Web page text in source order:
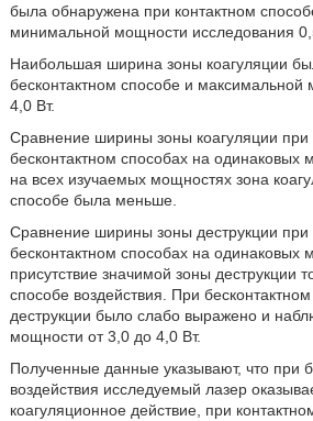
была обнаружена при контактном
минимальной мощности исследования
Наибольшая ширина зоны коагуляции
бесконтактном способе и
4,0 Вт.
Сравнение ширины зоны коагуляции при
бесконтактном способах на одинаковых
на всех изучаемых мощностях зона
способе была меньше.
Сравнение ширины зоны деструкции при
бесконтактном способах на одинаковых
присутствие значимой зоны деструкции
способе воздействия. При
деструкции было слабо выражено и
мощности от 3,0 до 4,0 Вт.
Полученные данные указывают, что при
воздействия исследуемый лазер
коагуляционное действие, при